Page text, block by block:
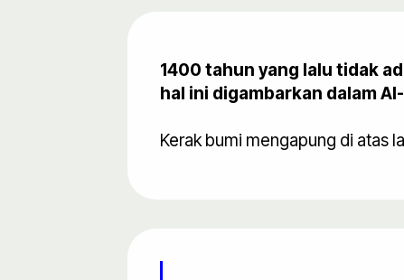
1400 tahun yang lalu tidak
hal ini digambarkan dalam
Kerak bumi mengapung di atas